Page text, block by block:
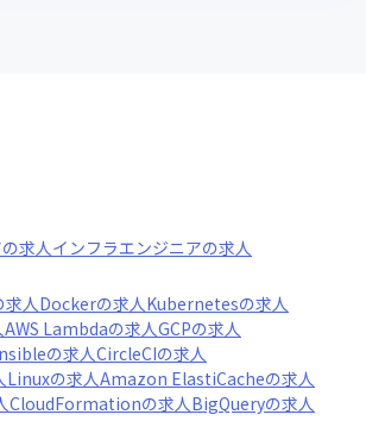
の求人インフラエンジニアの求人
求人Dockerの求人Kubernetesの求人
AWS Lambdaの求人GCPの求人
の求人CircleCIの求人
Linuxの求人Amazon ElastiCacheの求人
CloudFormationの求人BigQueryの求人